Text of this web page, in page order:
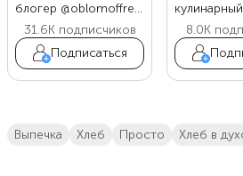
блогер @oblomoffrecipe
31.6Kподписчиков
Подписаться
8.0K
выпечка хлеб просто Хлеб в